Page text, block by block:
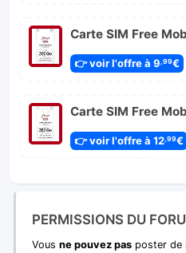
Carte SIM Free
👉 voir l'offre à 9 ,99€
Carte SIM Free
👉 voir l'offre à 12,99€
PERMISSIONS DU
Vous ne pouvez pas poster de